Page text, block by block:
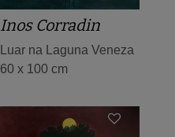
Inos Corradin
Luar na Laguna Veneza
60 x 100 cm